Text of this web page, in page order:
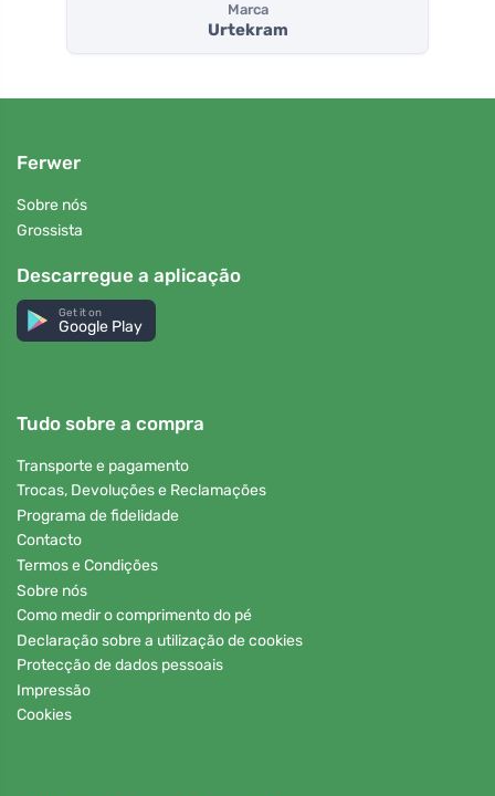
Marca
Urtekram
Ferwer
Sobre nós
Grossista
Descarregue a aplicação
Get it on
Google Play
Tudo sobre a compra
Transporte e pagamento
Trocas, Devoluções e Reclamações
Programa de fidelidade
Contacto
Termos e Condições
Sobre nós
Como medir o comprimento do pé
Declaração sobre a utilização de cookies
Protecção de dados pessoais
Impressão
Cookies